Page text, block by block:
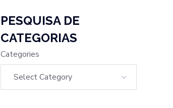
PESQUISA DE
CATEGORIAS
Categories